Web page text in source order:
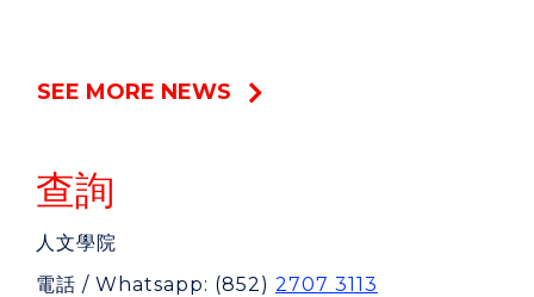
SEE MORE NEWS
查詢
人文學院
電話 / Whatsapp: (852) 2707 3113